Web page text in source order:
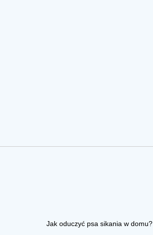
Jak oduczyć psa sikania w domu?